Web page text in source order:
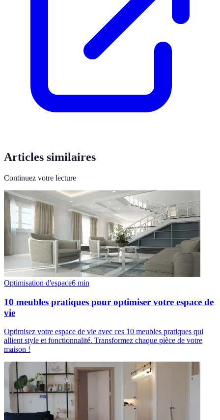
Articles similaires
Continuez votre lecture
Optimisation d'espace6 min
10 meubles pratiques pour optimiser votre espace de
vie
Optimisez votre espace de vie avec ces 10 meubles pratiques qui
allient style et fonctionnalité. Transformez chaque pièce de votre
maison !